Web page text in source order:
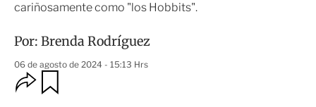
cariñosamente como "los Hobbits".
Por: Brenda Rodríguez
06 de agosto de 2024 - 15:13 Hrs
O
p